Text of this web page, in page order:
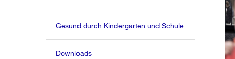
Gesund durch Kindergarten und Schule
Downloads